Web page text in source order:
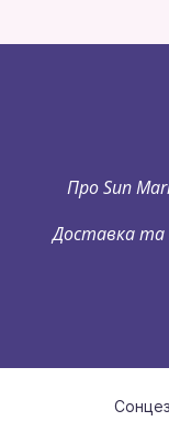
Про Sun
Доставка